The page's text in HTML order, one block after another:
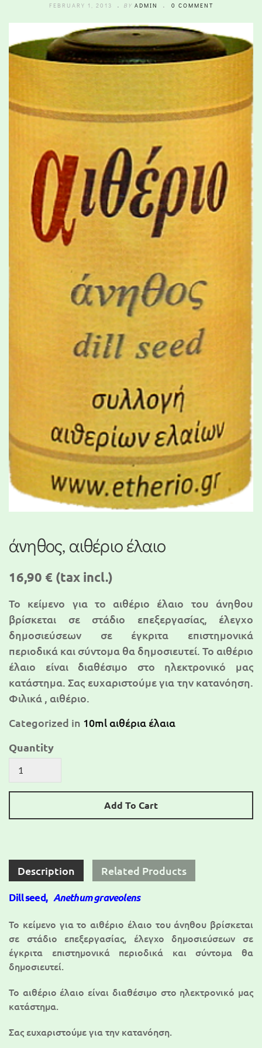
FEBRUARY 1, 2013 BY ADMIN 0 COMMENT
άνηθος, αιθέριο έλαιο
16,90 € (tax incl.)
Το κείμενο για τo αιθέριο έλαιο του άνηθου
βρίσκεται σε στάδιο επεξεργασίας, έλεγχο
δημοσιεύσεων σε έγκριτα επιστημονικά
περιοδικά και σύντομα θα δημοσιευτεί. To αιθέριο
έλαιο είναι διαθέσιμο στο ηλεκτρονικό μας
κατάστημα. Σας ευχαριστούμε για την κατανόηση.
Φιλικά , αιθέριο.
Categorized in 10ml αιθέρια έλαια
Quantity
Add To Cart
Description Related Products
Dill seed, Anethum graveolens
Το κείμενο για τo αιθέριο έλαιο του άνηθου βρίσκεται
σε στάδιο επεξεργασίας, έλεγχο δημοσιεύσεων σε
έγκριτα επιστημονικά περιοδικά και σύντομα θα
δημοσιευτεί.
To αιθέριο έλαιο είναι διαθέσιμο στο ηλεκτρονικό μας
κατάστημα.
Σας ευχαριστούμε για την κατανόηση.